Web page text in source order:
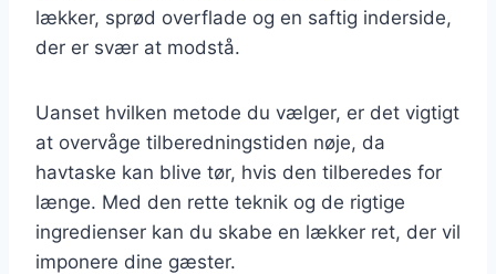
lækker, sprød overflade og en saftig inderside,
der er svær at modstå.
Uanset hvilken metode du vælger, er det vigtigt
at overvåge tilberedningstiden nøje, da
havtaske kan blive tør, hvis den tilberedes for
længe. Med den rette teknik og de rigtige
ingredienser kan du skabe en lækker ret, der vil
imponere dine gæster.